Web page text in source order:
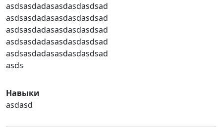
asdsasdadasasdasdasdsad
asdsasdadasasdasdasdsad
asdsasdadasasdasdasdsad
asdsasdadasasdasdasdsad
asdsasdadasasdasdasdsad
asds
Навыки
asdasd